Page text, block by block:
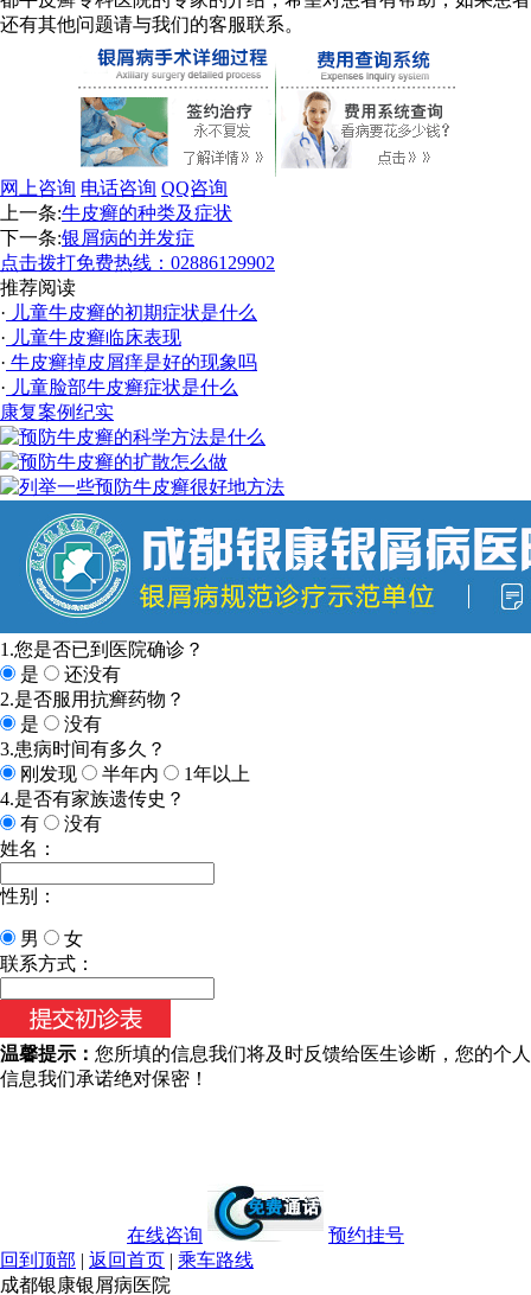
还有其他问题请与我们的客服联系。
网上咨询 电话咨询 QQ咨询
上一条:牛皮癣的种类及症状
下一条:银屑病的并发症
点击拨打免费热线：02886129902
推荐阅读
· 儿童牛皮癣的初期症状是什么
· 儿童牛皮癣临床表现
· 牛皮癣掉皮屑痒是好的现象吗
· 儿童脸部牛皮癣症状是什么
康复案例纪实
1.您是否已到医院确诊？
是
还没有
2.是否服用抗癣药物？
是
没有
3.患病时间有多久？
刚发现
半年内
1年以上
4.是否有家族遗传史？
有
没有
姓名：
性别：
男
女
今天日期：
联系方式：
温馨提示： 您所填的信息我们将及时反馈给医生诊断，您的个人
信息我们承诺绝对保密！
在线咨询
预约挂号
回到顶部 | 返回首页 | 乘车路线
成都银康银屑病医院